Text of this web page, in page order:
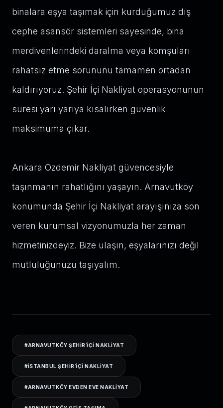
binalara eşya taşımak için kurduğumuz dış
cephe asansör sistemleri sayesinde, bina
merdivenlerindeki daralma veya komşuları
rahatsız etme sorununu tamamen ortadan
kaldırıyoruz. Şehir İçi Nakliyat operasyonunun
süresi yarı yarıya kısalırken güvenlik
maksimuma çıkar.
Ankara Özdemir Nakliyat güvencesiyle
taşınmanın rahatlığını yaşayın. Arnavutköy
konumunda Şehir İçi Nakliyat arayışınıza son
veren kurumsal vizyonumuzla her zaman
hizmetinizdeyiz. Bize ulaşın, eşyalarınızı değil
mutluluğunuzu taşıyalım.
#ARNAVUTKÖY ŞEHIR İÇI NAKLIYAT
#ISTANBUL ŞEHIR İÇI NAKLIYAT
#ARNAVUTKÖY EVDEN EVE NAKLIYAT